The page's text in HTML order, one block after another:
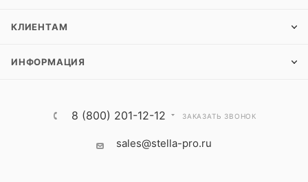
КЛИЕНТАМ
ИНФОРМАЦИЯ
8 (800) 201-12-12 ЗАКАЗАТЬ ЗВОНОК
sales@stella-pro.ru